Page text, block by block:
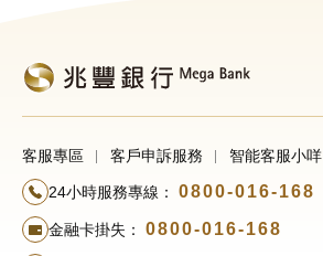
客服專區 客戶申訴服務 智能客服小咩
24小時服務專線： 0800-016-168
金融卡掛失： 0800-016-168